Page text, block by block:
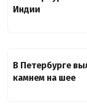
Индии
В Петербурге
камнем на шее